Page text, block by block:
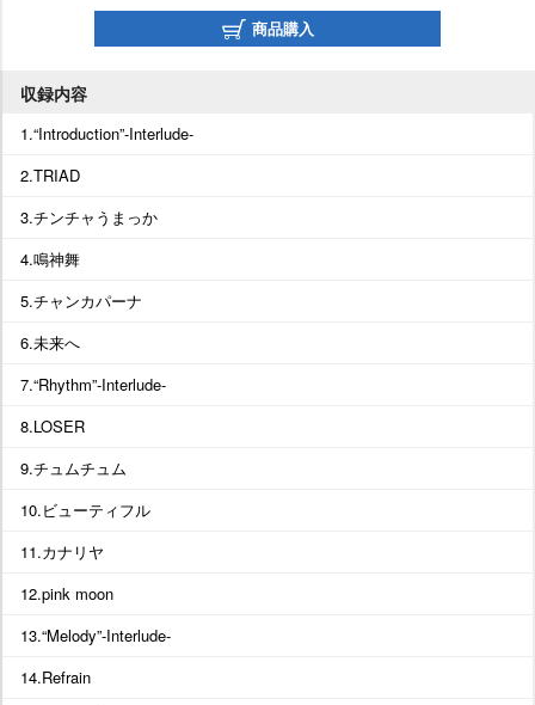
商品購入
収録内容
1.“Introduction”-Interlude-
2.TRIAD
3.チンチャうまっか
4.鳴神舞
5.チャンカパーナ
6.未来へ
7.“Rhythm”-Interlude-
8.LOSER
9.チュムチュム
10.ビューティフル
11.カナリヤ
12.pink moon
13.“Melody”-Interlude-
14.Refrain